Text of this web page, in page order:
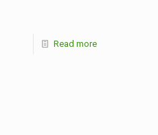
Read more